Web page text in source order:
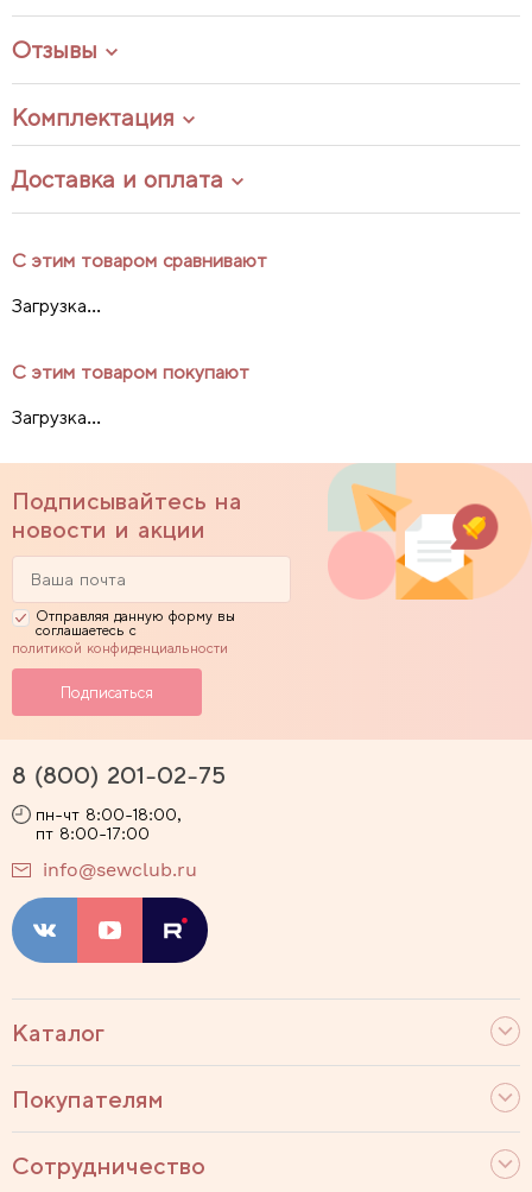
Отзывы
Комплектация
Доставка и оплата
С этим товаром сравнивают
Загрузка...
С этим товаром покупают
Загрузка...
Подписывайтесь на
новости и акции
Отправляя данную форму вы
соглашаетесь с
политикой конфиденциальности
Каталог
Покупателям
Сотрудничество
8 (800) 201-02-75
пн-чт 8:00-18:00,
пт 8:00-17:00
info@sewclub.ru